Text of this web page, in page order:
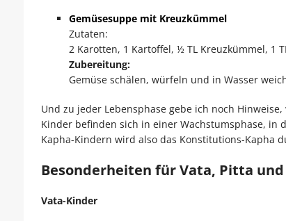
Gemüsesuppe mit Kreuzkümmel
Zutaten:
2 Karotten, 1 Kartoffel, ½ TL Kreuzkümmel, 1
Zubereitung:
Gemüse schälen, würfeln und in Wasser
Und zu jeder Lebensphase gebe ich noch
Kinder befinden sich in einer Wachstumsphase, in
Kapha-Kindern wird also das Konstitutions-Kapha
Besonderheiten für Vata, Pitta
Vata-Kinder